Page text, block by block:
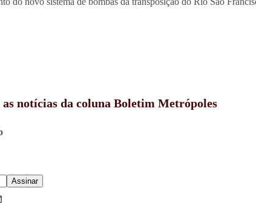
as notícias da coluna Boletim Metrópoles
Assinar